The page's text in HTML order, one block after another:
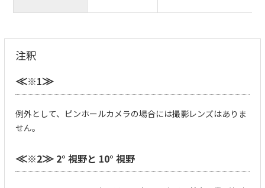
注釈
≪※1≫
例外として、ピンホールカメラの場合には撮影レンズはありま
せん。
≪※2≫ 2° 視野と 10° 視野